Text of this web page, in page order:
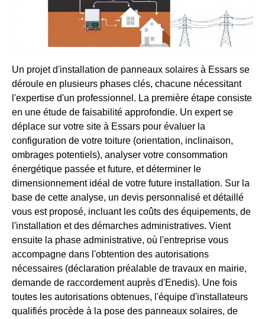
Un projet d'installation de panneaux solaires à Essars se
déroule en plusieurs phases clés, chacune nécessitant
l'expertise d'un professionnel. La première étape consiste
en une étude de faisabilité approfondie. Un expert se
déplace sur votre site à Essars pour évaluer la
configuration de votre toiture (orientation, inclinaison,
ombrages potentiels), analyser votre consommation
énergétique passée et future, et déterminer le
dimensionnement idéal de votre future installation. Sur la
base de cette analyse, un devis personnalisé et détaillé
vous est proposé, incluant les coûts des équipements, de
l'installation et des démarches administratives. Vient
ensuite la phase administrative, où l'entreprise vous
accompagne dans l'obtention des autorisations
nécessaires (déclaration préalable de travaux en mairie,
demande de raccordement auprès d'Enedis). Une fois
toutes les autorisations obtenues, l'équipe d'installateurs
qualifiés procède à la pose des panneaux solaires, de